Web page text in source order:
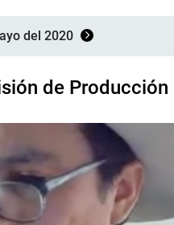
del 2020
de Producción